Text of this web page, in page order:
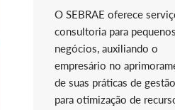
O SEBRAE oferece
consultoria para pequenos
negócios, auxiliando o
empresário no
de suas práticas de gestão
para otimização de